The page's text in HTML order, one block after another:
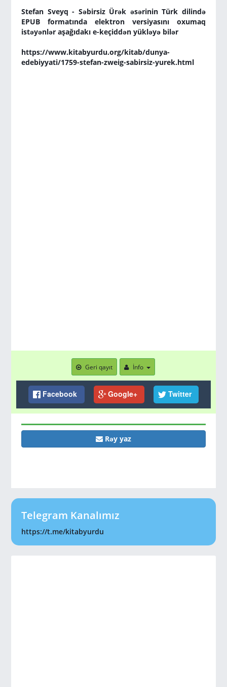
Stefan Sveyq - Səbirsiz Ürək əsərinin Türk dilində
EPUB formatında elektron versiyasını oxumaq
istəyənlər aşağıdakı e-keçiddən yükləyə bilər
https://www.kitabyurdu.org/kitab/dunya-
edebiyyati/1759-stefan-zweig-sabirsiz-yurek.html
Geri qayıt İnfo
Facebook Google+ Twitter
Rəy yaz
Telegram Kanalımız
https://t.me/kitabyurdu